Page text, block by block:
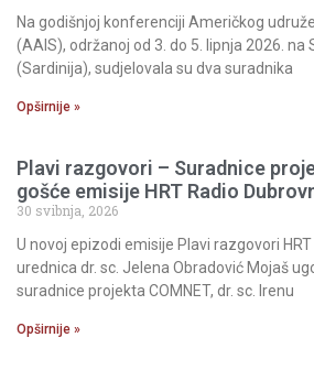
Na godišnjoj konferenciji Američkog
(AAIS), održanoj od 3. do 5. lipnja 2026. na
(Sardinija), sudjelovala su dva suradnika
Opširnije »
Plavi razgovori – Suradnice
gošće emisije HRT Radio
30 svibnja, 2026
U novoj epizodi emisije Plavi razgovori
urednica dr. sc. Jelena Obradović Mojaš
suradnice projekta COMNET, dr. sc. Irenu
Opširnije »